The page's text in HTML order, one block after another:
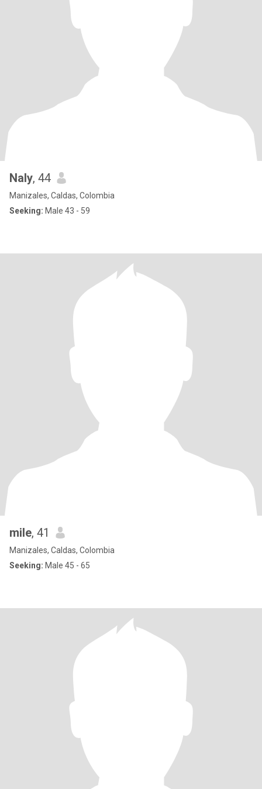
Naly, 44
Manizales, Caldas, Colombia
Seeking: Male 43 - 59
mile, 41
Manizales, Caldas, Colombia
Seeking: Male 45 - 65